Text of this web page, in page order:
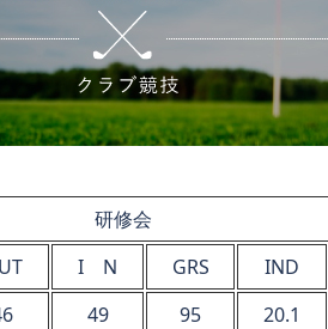
研修会
I N GRS IND
49 95 20.1